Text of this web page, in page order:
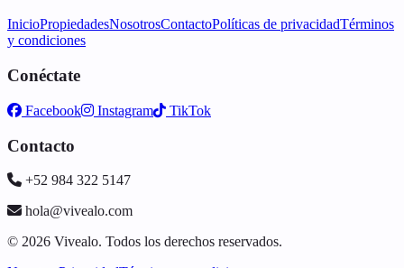
InicioPropiedadesNosotrosContactoPolíticas de privacidadTérminos
y condiciones
Conéctate
Facebook Instagram TikTok
Contacto
+52 984 322 5147
hola@vivealo.com
© 2026 Vivealo. Todos los derechos reservados.